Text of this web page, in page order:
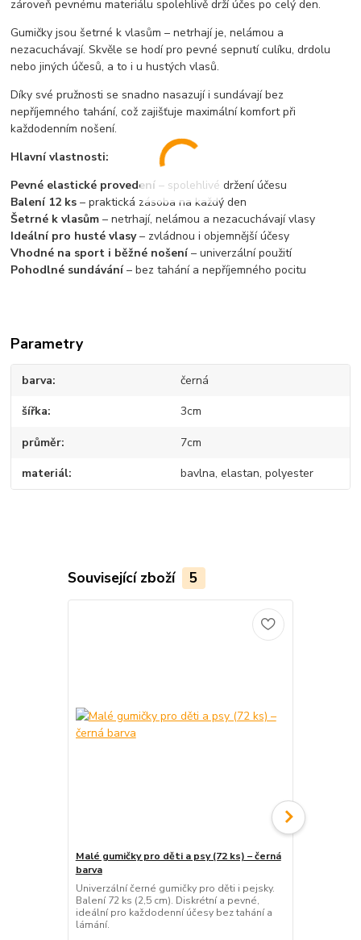
zároveň pevnému materiálu spolehlivě drží účes po celý den.
Gumičky jsou šetrné k vlasům – netrhají je, nelámou a
nezacuchávají. Skvěle se hodí pro pevné sepnutí culíku, drdolu
nebo jiných účesů, a to i u hustých vlasů.
Díky své pružnosti se snadno nasazují i sundávají bez
nepříjemného tahání, což zajišťuje maximální komfort při
každodenním nošení.
Hlavní vlastnosti:
Pevné elastické provedení – spolehlivé držení účesu
Balení 12 ks – praktická zásoba na každý den
Šetrné k vlasům – netrhají, nelámou a nezacuchávají vlasy
Ideální pro husté vlasy– zvládnou i objemnější účesy
Vhodné na sport i běžné nošení– univerzální použití
Pohodlné sundávání– bez tahání a nepříjemného pocitu
Parametry
barva černá
šířka 3cm
průměr 7cm
materiál bavlna, elastan, polyester
Související zboží 5
Malé gumičky pro děti a psy (72 ks) – černá
barva
Univerzální černé gumičky pro děti i pejsky.
Balení 72 ks (2,5 cm). Diskrétní a pevné,
ideální pro každodenní účesy bez tahání a
lámání.